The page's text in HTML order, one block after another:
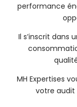
performance
Il s’inscrit dans
MH Expertises
votre audit